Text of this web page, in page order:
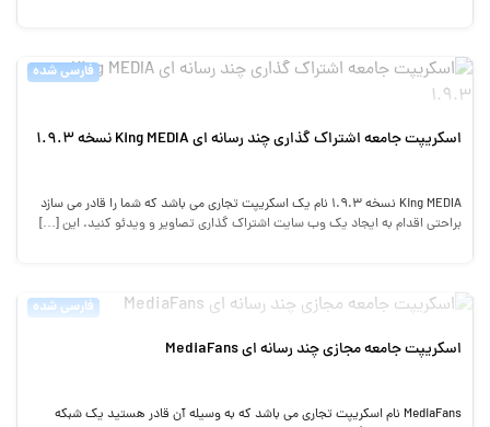
فارسی شده
اسکریپت جامعه اشتراک گذاری چند رسانه ای King MEDIA نسخه 1.9.3
King MEDIA نسخه 1.9.3 نام یک اسکریپت تجاری می باشد که شما را قادر می سازد
براحتی اقدام به ایجاد یک وب سایت اشتراک گذاری تصاویر و ویدئو کنید. این […]
فارسی شده
اسکریپت جامعه مجازی چند رسانه ای MediaFans
MediaFans نام اسکریپت تجاری می باشد که به وسیله آن قادر هستید یک شبکه